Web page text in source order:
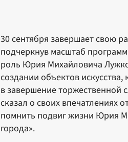
30 сентября завершает свою
подчеркнув масштаб
роль Юрия Михайловича
создании объектов
в завершение торжественной
сказал о своих
помнить подвиг жизни Юрия
города».